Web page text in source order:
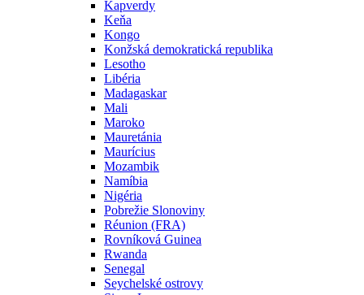
Kapverdy
Keňa
Kongo
Konžská demokratická republika
Lesotho
Libéria
Madagaskar
Mali
Maroko
Mauretánia
Maurícius
Mozambik
Namíbia
Nigéria
Pobrežie Slonoviny
Réunion (FRA)
Rovníková Guinea
Rwanda
Senegal
Seychelské ostrovy